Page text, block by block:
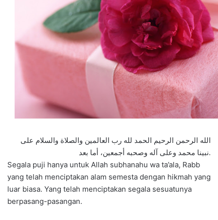
نبينا محمد وعلى آله وصحبه أجمعين، أما بعد.
Segala puji hanya untuk Allah subhanahu wa ta’ala, Rabb
yang telah menciptakan alam semesta dengan hikmah yang
luar biasa. Yang telah menciptakan segala sesuatunya
berpasang-pasangan.